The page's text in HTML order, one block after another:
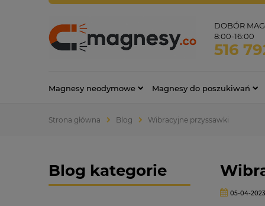
DOBÓR
8:00-16:00
516
Magnesy neodymowe Magnesy do poszukiwań
Strona główna Blog Wibracyjne przyssawki
Blog kategorie
05-04-2023